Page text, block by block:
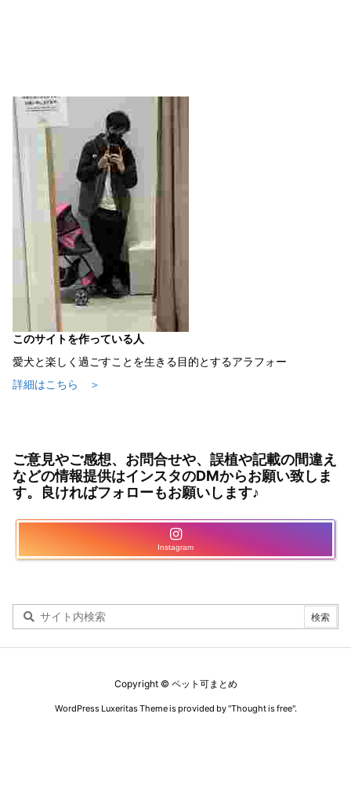
このサイトを作っている人
愛犬と楽しく過ごすことを生きる目的とするアラフォー
詳細はこちら ＞
ご意見やご感想、お問合せや、誤植や記載の間違え
などの情報提供はインスタのDMからお願い致しま
す。良ければフォローもお願いします♪
Instagram
Copyright © ペット可まとめ
WordPress Luxeritas Theme is provided by "Thought is free".